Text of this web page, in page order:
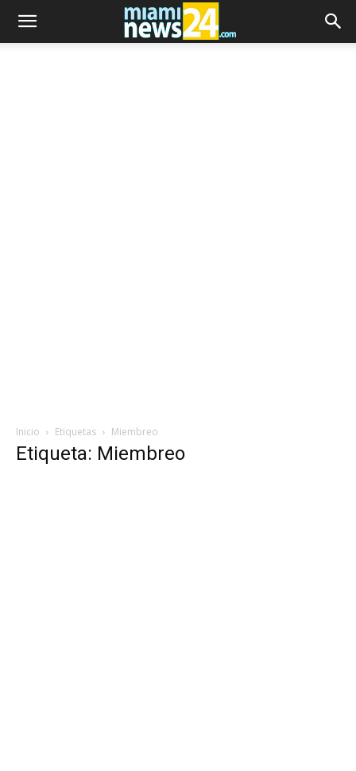
Inicio Etiquetas Miembreo
Etiqueta: Miembreo